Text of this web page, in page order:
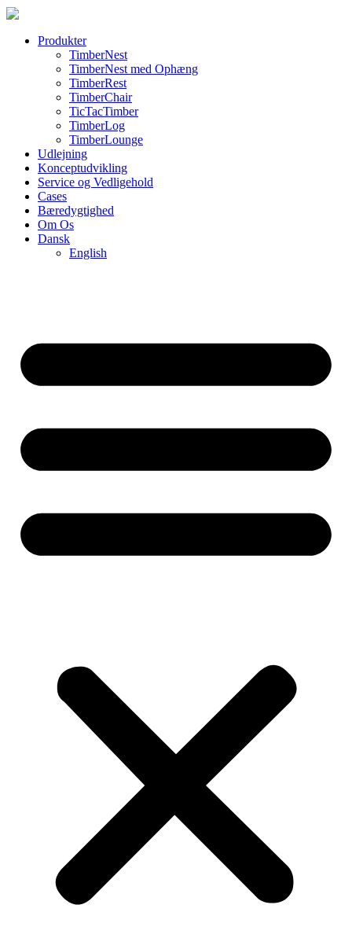
Produkter
TimberNest
TimberNest med Ophæng
TimberRest
TimberChair
TicTacTimber
TimberLog
TimberLounge
Udlejning
Konceptudvikling
Service og Vedligehold
Cases
Bæredygtighed
Om Os
Dansk
English